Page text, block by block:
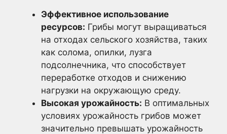
Эффективное использование
ресурсов: Грибы могут выращиваться
на отходах сельского хозяйства, таких
как солома, опилки, лузга
подсолнечника, что способствует
переработке отходов и снижению
нагрузки на окружающую среду.
Высокая урожайность: В оптимальных
условиях урожайность грибов может
значительно превышать урожайность